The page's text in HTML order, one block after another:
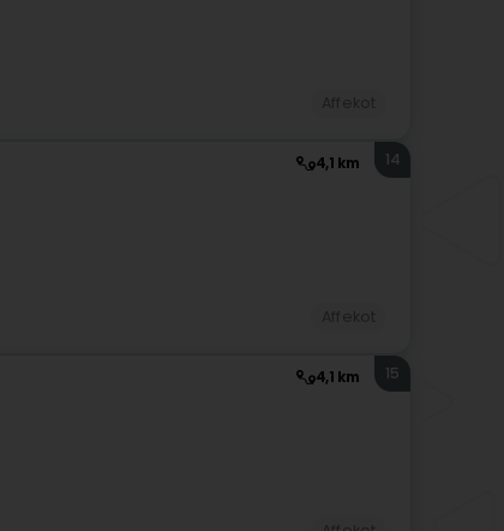
4,1 km 14
4,1 km 15